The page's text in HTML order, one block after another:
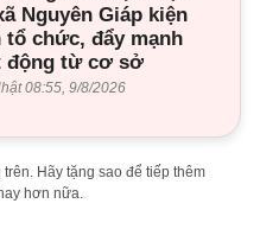
Nguyên Giáp kiện
tổ chức, đẩy mạnh
động từ cơ sở
08:55, 9/8/2026
Hãy tặng sao để tiếp thêm
hơn nữa.